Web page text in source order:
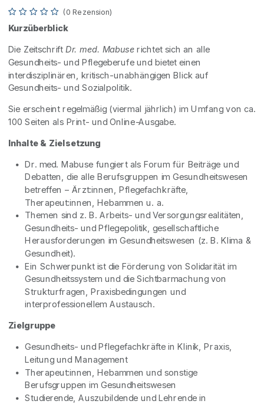
(0 Rezension)
Kurzüberblick
Die Zeitschrift Dr. med. Mabuserichtet sich an alle
Gesundheits- und Pflegeberufe und bietet einen
interdisziplinären, kritisch-unabhängigen Blick auf
Gesundheits- und Sozialpolitik.
Sie erscheint regelmäßig (viermal jährlich) im Umfang von ca.
100 Seiten als Print- und Online-Ausgabe.
Inhalte & Zielsetzung
Dr. med. Mabuse fungiert als Forum für Beiträge und
Debatten, die alle Berufsgruppen im Gesundheitswesen
betreffen – Ärzt:innen, Pflegefachkräfte,
Therapeut:innen, Hebammen u. a.
Themen sind z. B. Arbeits- und Versorgungsrealitäten,
Gesundheits- und Pflegepolitik, gesellschaftliche
Herausforderungen im Gesundheitswesen (z. B. Klima &
Gesundheit).
Ein Schwerpunkt ist die Förderung von Solidarität im
Gesundheitssystem und die Sichtbarmachung von
Strukturfragen, Praxisbedingungen und
interprofessionellem Austausch.
Zielgruppe
Gesundheits- und Pflegefachkräfte in Klinik, Praxis,
Leitung und Management
Therapeut:innen, Hebammen und sonstige
Berufsgruppen im Gesundheitswesen
Studierende, Auszubildende und Lehrende in